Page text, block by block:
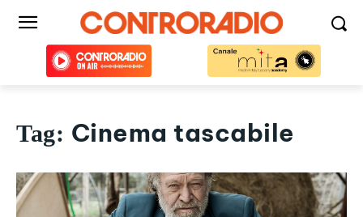
Tag: Cinema tascabile